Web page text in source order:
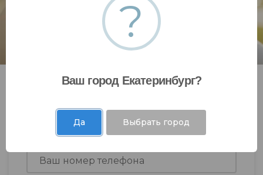
?
Ваш город Екатеринбург?
Да Выбрать город